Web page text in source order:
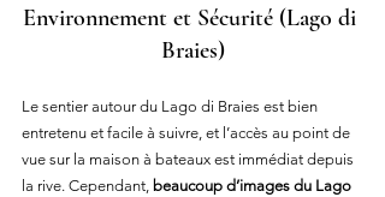
Environnement et Sécurité (Lago di
Braies)
Le sentier autour du Lago di Braies est bien
entretenu et facile à suivre, et l’accès au point de
vue sur la maison à bateaux est immédiat depuis
la rive. Cependant, beaucoup d’images du Lago